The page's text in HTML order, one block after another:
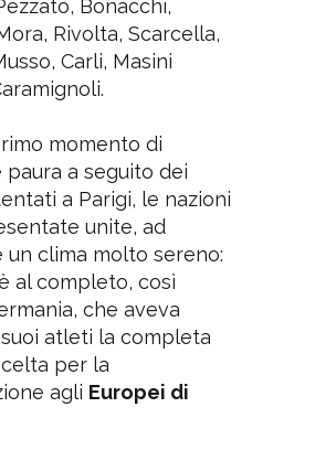
Bonacchi,
Rivolta, Scarcella,
Carli, Masini
momento di
paura a seguito dei
a Parigi, le nazioni
unite, ad
un clima molto sereno:
al completo, così
che aveva
atleti la completa
per la
agli Europei di